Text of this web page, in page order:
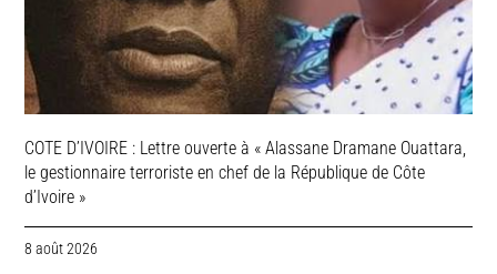
COTE D’IVOIRE : Lettre ouverte à « Alassane Dramane Ouattara,
le gestionnaire terroriste en chef de la République de Côte
d’Ivoire »
8 août 2026